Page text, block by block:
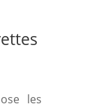
les